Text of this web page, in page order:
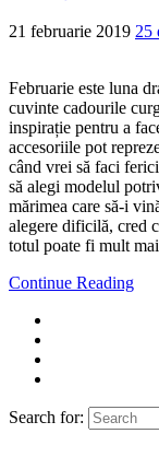
21 februarie 2019 25
Februarie este luna
cuvinte cadourile
inspirație pentru a
accesoriile pot
când vrei să faci
să alegi modelul
mărimea care să-i
alegere dificilă, cred
totul poate fi mult
Continue Reading
Search for: